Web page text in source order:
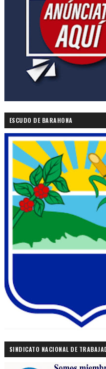
ESCUDO DE BARAHONA
SINDICATO NACIONAL DE